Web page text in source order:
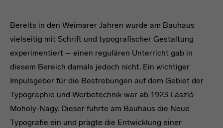
Bereits in den Weimarer Jahren wurde am Bauhaus
vielseitig mit Schrift und typografischer Gestaltung
experimentiert – einen regulären Unterricht gab in
diesem Bereich damals jedoch nicht. Ein wichtiger
Impulsgeber für die Bestrebungen auf dem Gebiet der
Typographie und Werbetechnik war ab 1923 László
Moholy-Nagy. Dieser führte am Bauhaus die Neue
Typografie ein und prägte die Entwicklung einer